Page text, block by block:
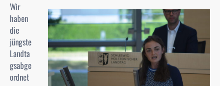
Wir
haben
die
jüngste
Landta
gsabge
ordnet